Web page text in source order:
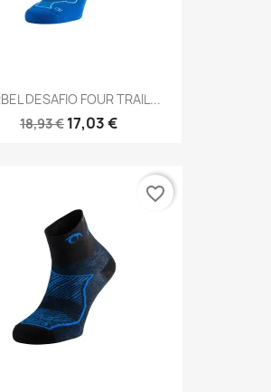
DESAFIO FOUR TRAIL...
18,93 € 17,03 €
favorite_border